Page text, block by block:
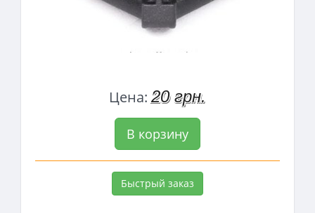
Цена: 20 грн.
В корзину
Быстрый заказ